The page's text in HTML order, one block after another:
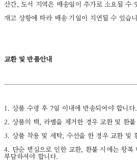
산간, 도서 지역은 배송일이 추가로 소요될 수
재고 상황에 따라 배송 기일이 지연될 수 있습
교환 및 반품안내
1. 상품 수령 후 7일 이내에 반송되어야 합니다.
2. 상품의 택, 라벨을 제거한 경우 교환 및 환불
3. 상품 착용 및 세탁, 수선을 한 경우 교환 및
4. 단순 변심으로 인한 교환, 환불 시에는 왕복
부담하셔야 합니다.